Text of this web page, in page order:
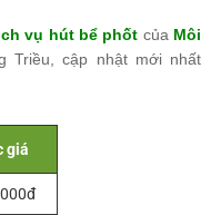
vụ hút bể phốt của Môi
Triều, cập nhật mới nhất
giá